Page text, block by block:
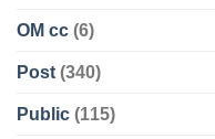
OM cc (6)
Post (340)
Public (115)